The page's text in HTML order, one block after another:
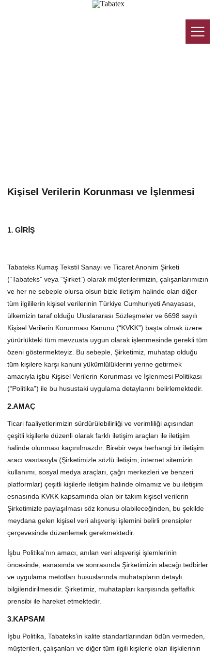
Kişisel Verilerin Korunması ve İşlenmesi
1. GİRİŞ
Tabateks Kumaş Tekstil Sanayi ve Ticaret Anonim Şirketi
(“Tabateks” veya “Şirket”) olarak müşterilerimizin, çalışanlarımızın
ve her ne sebeple olursa olsun bizle iletişim halinde olan diğer
tüm ilgililerin kişisel verilerinin Türkiye Cumhuriyeti Anayasası,
ülkemizin taraf olduğu Uluslararası Sözleşmeler ve 6698 sayılı
Kişisel Verilerin Korunması Kanunu (“KVKK”) başta olmak üzere
yürürlükteki tüm mevzuata uygun olarak işlenmesinde gerekli tüm
özeni göstermekteyiz. Bu sebeple, Şirketimiz, muhatap olduğu
tüm kişilere karşı kanuni yükümlülüklerini yerine getirmek
amacıyla işbu Kişisel Verilerin Korunması ve İşlenmesi Politikası
(“Politika”) ile bu husustaki uygulama detaylarını belirlemektedir.
2.AMAÇ
Ticari faaliyetlerimizin sürdürülebilirliği ve verimliliği açısından
çeşitli kişilerle düzenli olarak farklı iletişim araçları ile iletişim
halinde olunması kaçınılmazdır. Birebir veya herhangi bir iletişim
aracı vasıtasıyla (Şirketimizle sözlü iletişim, internet sitemizin
kullanımı, sosyal medya araçları, çağrı merkezleri ve benzeri
platformlar) çeşitli kişilerle iletişim halinde olmamız ve bu iletişim
esnasında KVKK kapsamında olan bir takım kişisel verilerin
Şirketimizle paylaşılması söz konusu olabileceğinden, bu şekilde
meydana gelen kişisel veri alışverişi işlemini belirli prensipler
çerçevesinde düzenlemek gerekmektedir.
İşbu Politika’nın amacı, anılan veri alışverişi işlemlerinin
öncesinde, esnasında ve sonrasında Şirketimizin alacağı tedbirler
ve uygulama metotları hususlarında muhatapların detaylı
bilgilendirilmesidir. Şirketimiz, muhatapları karşısında şeffaflık
prensibi ile hareket etmektedir.
3.KAPSAM
İşbu Politika, Tabateks’in kalite standartlarından ödün vermeden,
müşterileri, çalışanları ve diğer tüm ilgili kişilerle olan ilişkilerinin